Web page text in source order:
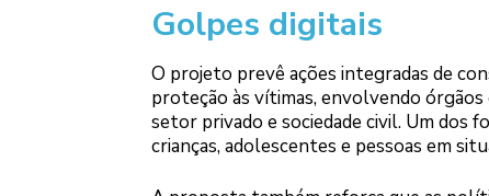
Golpes digitais
O projeto prevê ações integradas de
proteção às vítimas, envolvendo órgãos
setor privado e sociedade civil. Um dos
crianças, adolescentes e pessoas em